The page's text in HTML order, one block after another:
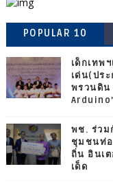
POPULAR 10
เด็กเทพ
เด่น(ปร
พรวนดิน
พช. ร่วม
ชุมชนท่อ
ถิ่น อินเ
เด็ด